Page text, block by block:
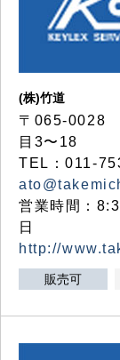
(株)竹道
〒065-0028
目3〜18
TEL：011-
営業時間：
日
http://
販売可